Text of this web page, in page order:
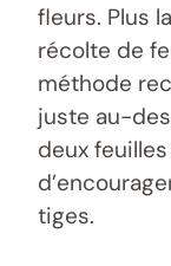
fleurs. Plus
récolte de
méthode
juste au-
deux
tiges.